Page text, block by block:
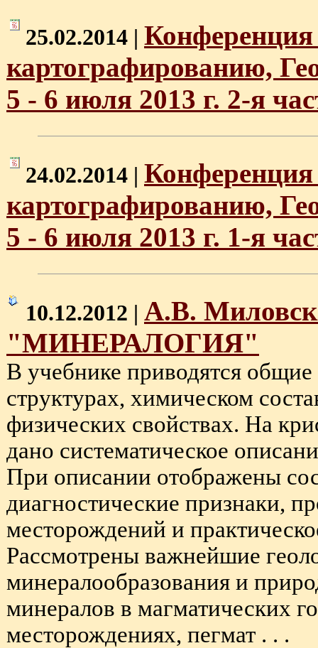
25.02.2014 | Конференция
картографированию,
5 - 6 июля 2013 г. 2-я
24.02.2014 | Конференция
картографированию,
5 - 6 июля 2013 г. 1-я
10.12.2012 | А.В.
"МИНЕРАЛОГИЯ"
В учебнике приводятся
структурах, химическом
физических свойствах. На
дано систематическое
При описании отображены
диагностические признаки,
месторождений и
Рассмотрены важнейшие
минералообразования и
минералов в магматических
месторождениях, пегмат . . .